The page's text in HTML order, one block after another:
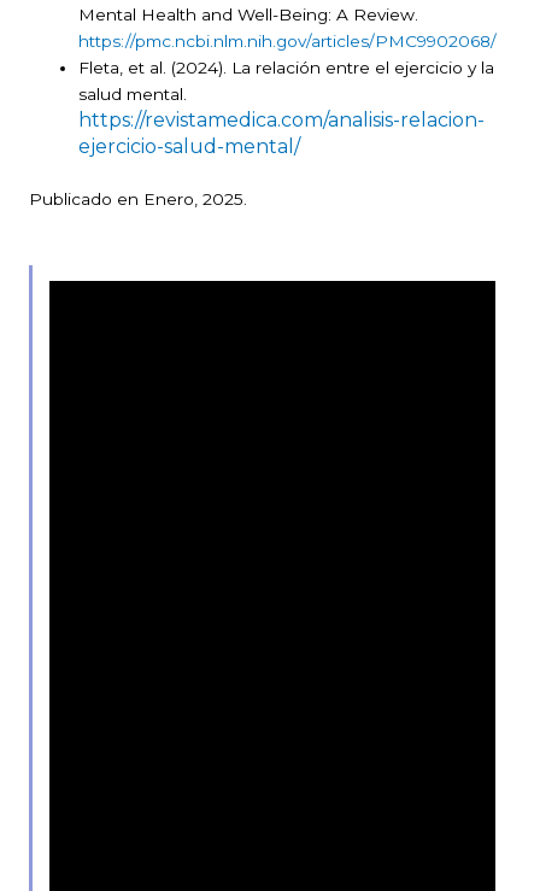
Mental Health and Well-Being: A Review.
https://pmc.ncbi.nlm.nih.gov/articles/PMC9902068/
Fleta, et al. (2024). La relación entre el ejercicio y la
salud mental.
https://revistamedica.com/analisis-relacion-
ejercicio-salud-mental/
Publicado en Enero, 2025.